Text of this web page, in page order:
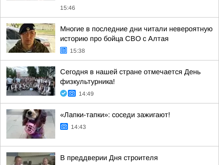
15:46
Многие в последние дни читали невероятную
историю про бойца СВО с Алтая
15:38
Сегодня в нашей стране отмечается День
физкультурника!
14:49
«Лапки-тапки»: соседи зажигают!
14:43
В преддверии Дня строителя